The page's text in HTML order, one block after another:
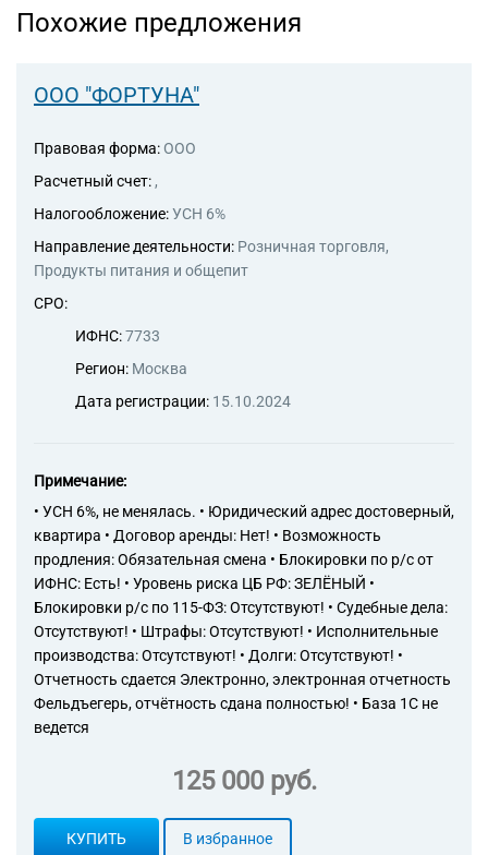
инженерных изысканий,
инженерно-технического
техническим
тепло-, водо-, газоснабжения
мониторингу загрязнения
окружающей среды,
строительной акустике
74.90.6 Предоставление
прочих технических
консультаций, деятельность
консультантов, кроме
архитекторов,
проектировщиков и
консультантов по управлению
81.22 Деятельность по чистке
и уборке жилых зданий и
нежилых помещений прочая
81.30 Деятельность по
Похожие предложения
ООО "ФОРТУНА"
Правовая форма: ООО
Расчетный счет: ,
Налогообложение:УСН 6%
Направление деятельности: Розничная торговля,
Продукты питания и общепит
СРО:
ИФНС:7733
Регион: Москва
Дата регистрации: 15.10.2024
Примечание:
• УСН 6%, не менялась. • Юридический адрес достоверный,
квартира • Договор аренды: Нет! • Возможность
продления: Обязательная смена • Блокировки по р/с от
ИФНС: Есть! • Уровень риска ЦБ РФ: ЗЕЛЁНЫЙ •
Блокировки р/с по 115-ФЗ: Отсутствуют! • Судебные дела:
Отсутствуют! • Штрафы: Отсутствуют! • Исполнительные
производства: Отсутствуют! • Долги: Отсутствуют! •
Отчетность сдается Электронно, электронная отчетность
Фельдъегерь, отчётность сдана полностью! • База 1С не
ведется
125 000 руб.
КУПИТЬ В избранное